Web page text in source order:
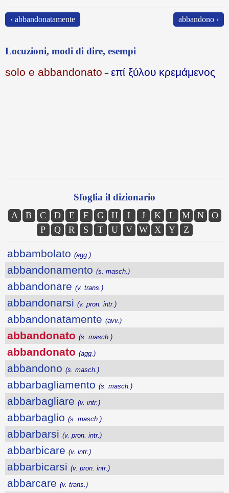
‹ abbandonatamente abbandono ›
Locuzioni, modi di dire, esempi
solo e abbandonato = επί ξύλου κρεμάμενος
Sfoglia il dizionario
A B C D E F G H I J K L M N
O
P
Q R S T U V W X Y Z
abbambolato (agg.)
abbandonamento (s. masch.)
abbandonare (v. trans.)
abbandonarsi (v. pron. intr.)
abbandonatamente (avv.)
abbandonato (s. masch.)
abbandonato (agg.)
abbandono (s. masch.)
abbarbagliamento (s. masch.)
abbarbagliare (v. intr.)
abbarbaglio (s. masch.)
abbarbarsi (v. pron. intr.)
abbarbicare (v. intr.)
abbarbicarsi (v. pron. intr.)
abbarcare (v. trans.)